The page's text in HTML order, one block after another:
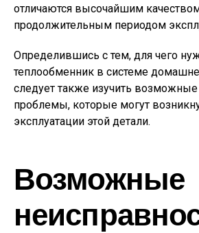
отличаются высочайшим
продолжительным периодом
Определившись с тем, для чего
теплообменник в системе
следует также изучить возможные
проблемы, которые могут
эксплуатации этой детали.
Возможные